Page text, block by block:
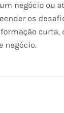
negócio ou
os
negócio.